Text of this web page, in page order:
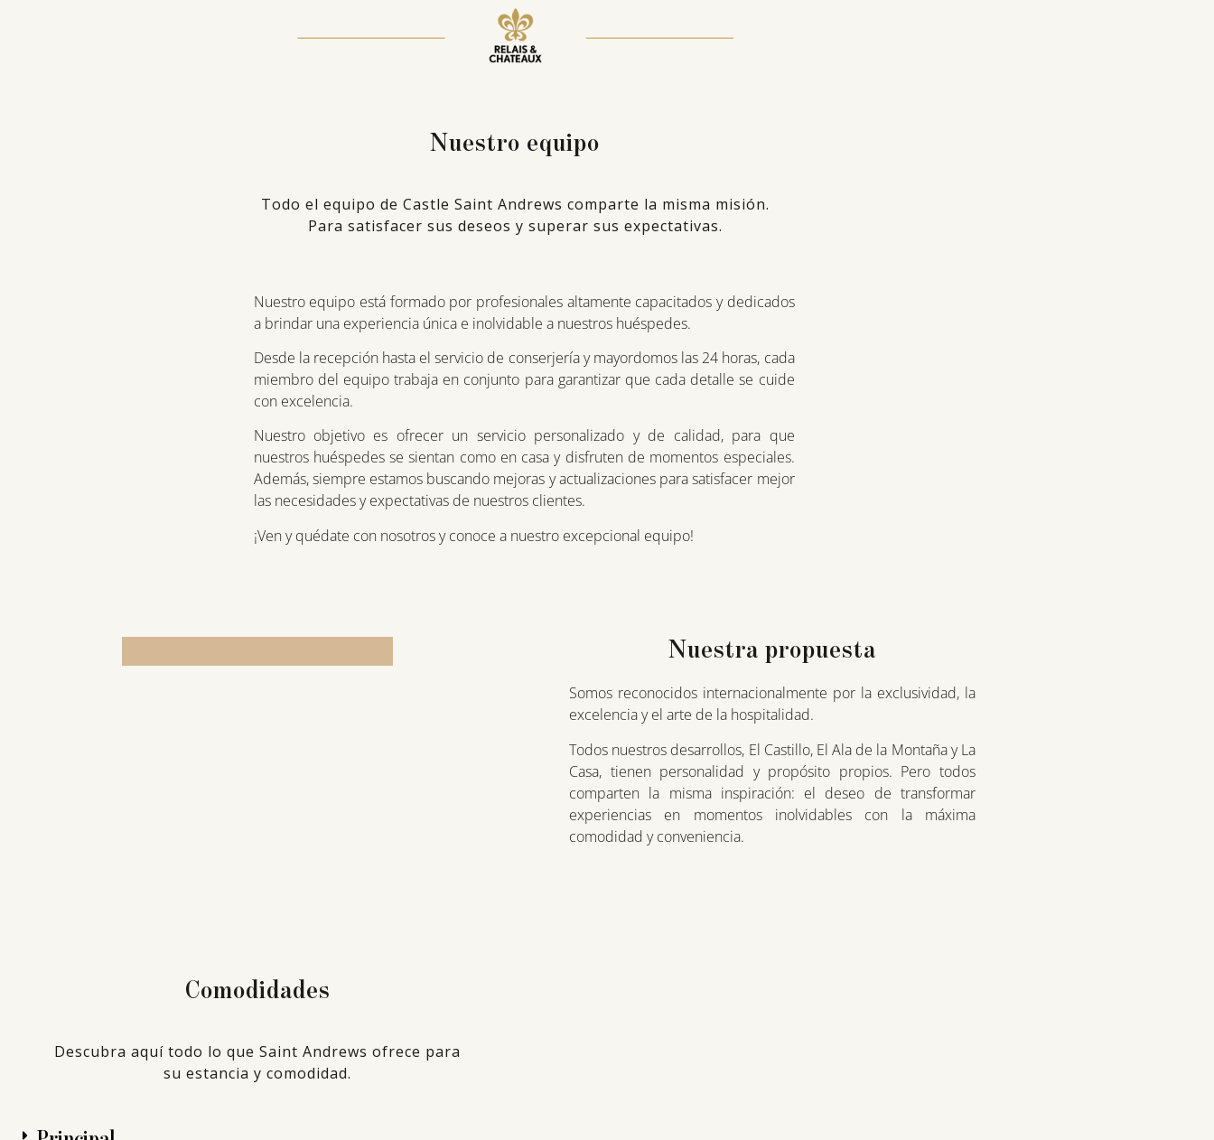
Nuestro equipo
Todo el equipo de Castle Saint Andrews comparte la misma misión.
Para satisfacer sus deseos y superar sus expectativas.
Nuestro equipo está formado por profesionales altamente capacitados y dedicados
a brindar una experiencia única e inolvidable a nuestros huéspedes.
Desde la recepción hasta el servicio de conserjería y mayordomos las 24 horas, cada
miembro del equipo trabaja en conjunto para garantizar que cada detalle se cuide
con excelencia.
Nuestro objetivo es ofrecer un servicio personalizado y de calidad, para que
nuestros huéspedes se sientan como en casa y disfruten de momentos especiales.
Además, siempre estamos buscando mejoras y actualizaciones para satisfacer mejor
las necesidades y expectativas de nuestros clientes.
¡Ven y quédate con nosotros y conoce a nuestro excepcional equipo!
Nuestra propuesta
Somos reconocidos internacionalmente por la exclusividad, la
excelencia y el arte de la hospitalidad.
Todos nuestros desarrollos, El Castillo, El Ala de la Montaña y La
Casa, tienen personalidad y propósito propios. Pero todos
comparten la misma inspiración: el deseo de transformar
experiencias en momentos inolvidables con la máxima
comodidad y conveniencia.
Comodidades
Descubra aquí todo lo que Saint Andrews ofrece para
su estancia y comodidad.